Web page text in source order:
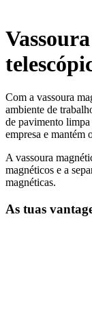
Com a vassoura
ambiente de
de pavimento limpa
empresa e mantém
A vassoura
magnéticos e a
magnéticas.
As tuas